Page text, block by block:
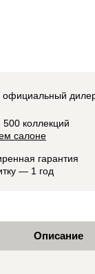
500 коллекций
салоне
гарантия
— 1 год
Описание